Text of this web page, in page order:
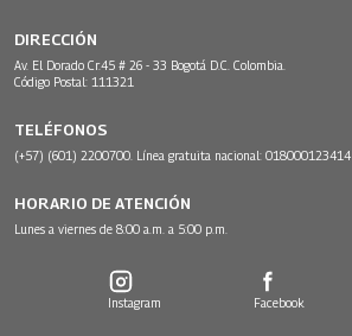
DIRECCIÓN
Av. El Dorado Cr.45 # 26 - 33 Bogotá D.C. Colombia.
Código Postal: 111321
TELÉFONOS
(+57) (601) 2200700. Línea gratuita nacional: 018000123414
HORARIO DE ATENCIÓN
Lunes a viernes de 8:00 a.m. a 5:00 p.m.
Instagram Facebook